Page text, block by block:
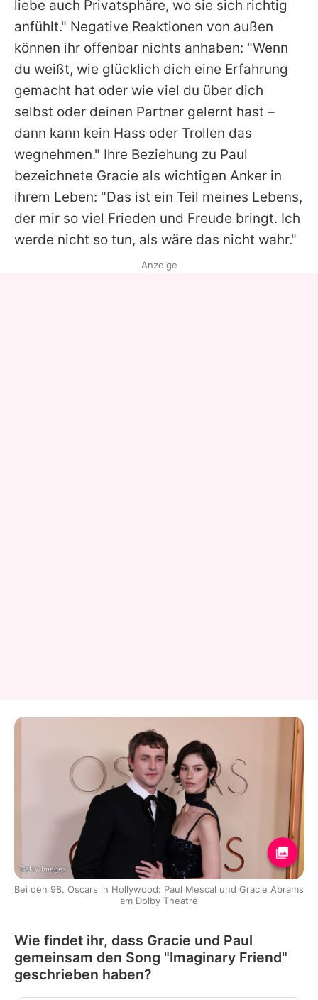
liebe auch Privatsphäre, wo sie sich richtig
anfühlt." Negative Reaktionen von außen
können ihr offenbar nichts anhaben: "Wenn
du weißt, wie glücklich dich eine Erfahrung
gemacht hat oder wie viel du über dich
selbst oder deinen Partner gelernt hast –
dann kann kein Hass oder Trollen das
wegnehmen." Ihre Beziehung zu Paul
bezeichnete Gracie als wichtigen Anker in
ihrem Leben: "Das ist ein Teil meines Lebens,
der mir so viel Frieden und Freude bringt. Ich
werde nicht so tun, als wäre das nicht wahr."
Anzeige
Getty Images
Bei den 98. Oscars in Hollywood: Paul Mescal und Gracie Abrams
am Dolby Theatre
Wie findet ihr, dass Gracie und Paul
gemeinsam den Song "Imaginary Friend"
geschrieben haben?